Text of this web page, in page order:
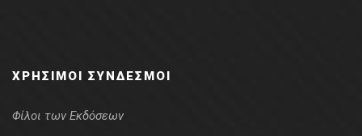
ΧΡΉΣΙΜΟΙ ΣΎΝΔΕΣΜΟΙ
Φίλοι των Εκδόσεων